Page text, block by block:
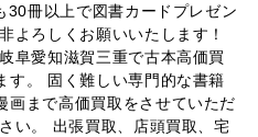
30冊以上で図書カードプレゼン
よろしくお願いいたします！
阜愛知滋賀三重で古本高価買
す。 固く難しい専門的な書籍
画まで高価買取をさせていただ
い。 出張買取、店頭買取、宅